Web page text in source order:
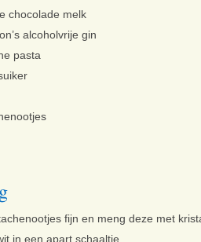
chocolade melk
alcoholvrije gin
pasta
fijn en meng deze met
in een apart schaaltje.